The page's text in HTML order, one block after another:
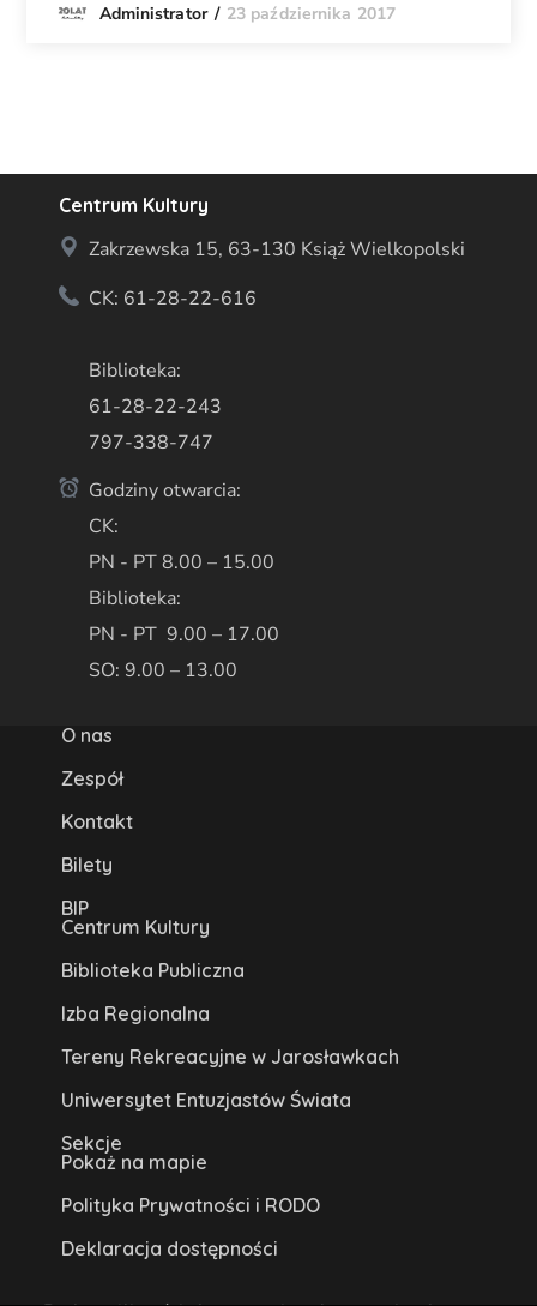
Administrator 23 października 2017
Centrum Kultury
Zakrzewska 15, 63-130 Książ Wielkopolski
CK: 61-28-22-616
Biblioteka:
61-28-22-243
797-338-747
Godziny otwarcia:
CK:
PN - PT 8.00 – 15.00
Biblioteka:
PN - PT 9.00 – 17.00
SO: 9.00 – 13.00
O nas
Zespół
Kontakt
Bilety
BIP
Centrum Kultury
Biblioteka Publiczna
Izba Regionalna
Tereny Rekreacyjne w Jarosławkach
Uniwersytet Entuzjastów Świata
Sekcje
Pokaż na mapie
Polityka Prywatności i RODO
Deklaracja dostępności